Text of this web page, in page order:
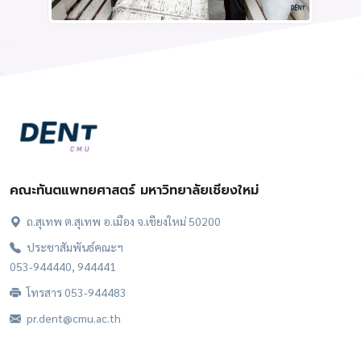
คณะทันตแพทยศาสตร์ มหาวิทยาลัยเชียงใหม่
ถ.สุเทพ ต.สุเทพ อ.เมือง จ.เชียงใหม่ 50200
ประชาสัมพันธ์คณะฯ
053-944440, 944441
โทรสาร 053-944483
pr.dent@cmu.ac.th